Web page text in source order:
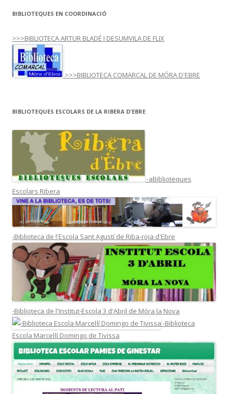
BIBLIOTEQUES EN COORDINACIÓ
>>>BIBLIOTECA ARTUR BLADÉ I DESUMVILA DE FLIX
>>>BIBLIOTECA COMARCAL DE MÓRA D'EBRE
BIBLIOTEQUES ESCOLARS DE LA RIBERA D'EBRE
-aBiblioteques
Escolars Ribera
-Biblioteca de l'Escola Sant Agustí de Riba-roja d'Ebre
-Biblioteca de l'Institut-Escola 3 d'Abril de Móra la Nova
-Biblioteca
Escola Marcel·lí Domingo de Tivissa